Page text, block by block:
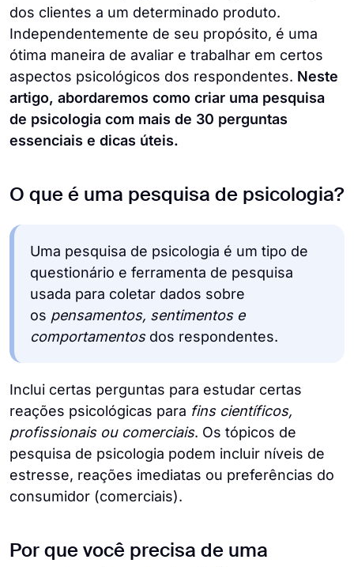
dos clientes a um determinado produto.
Independentemente de seu propósito, é uma
ótima maneira de avaliar e trabalhar em certos
aspectos psicológicos dos respondentes. Neste
artigo, abordaremos como criar uma pesquisa
de psicologia com mais de 30 perguntas
essenciais e dicas úteis.
O que é uma pesquisa de psicologia?
Uma pesquisa de psicologia é um tipo de
questionário e ferramenta de pesquisa
usada para coletar dados sobre
os pensamentos, sentimentos e
comportamentosdos respondentes.
Inclui certas perguntas para estudar certas
reações psicológicas para fins científicos,
profissionais ou comerciais. Os tópicos de
pesquisa de psicologia podem incluir níveis de
estresse, reações imediatas ou preferências do
consumidor (comerciais).
Por que você precisa de uma